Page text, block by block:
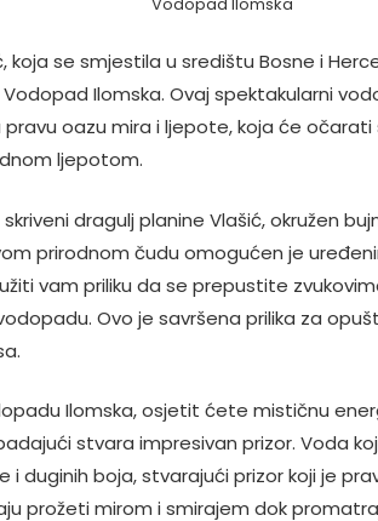
koja se smjestila u središtu Bosne i
Ilomska. Ovaj spektakularni
oazu mira i ljepote, koja će
ljepotom.
dragulj planine Vlašić, okružen
prirodnom čudu omogućen je
vam priliku da se prepustite
Ovo je savršena prilika za
Ilomska, osjetit ćete mističnu
stvara impresivan prizor. Voda
duginih boja, stvarajući prizor koji je
prožeti mirom i smirajem dok